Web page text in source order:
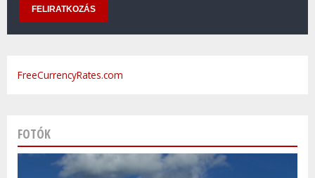
FreeCurrencyRates.com
FOTÓK